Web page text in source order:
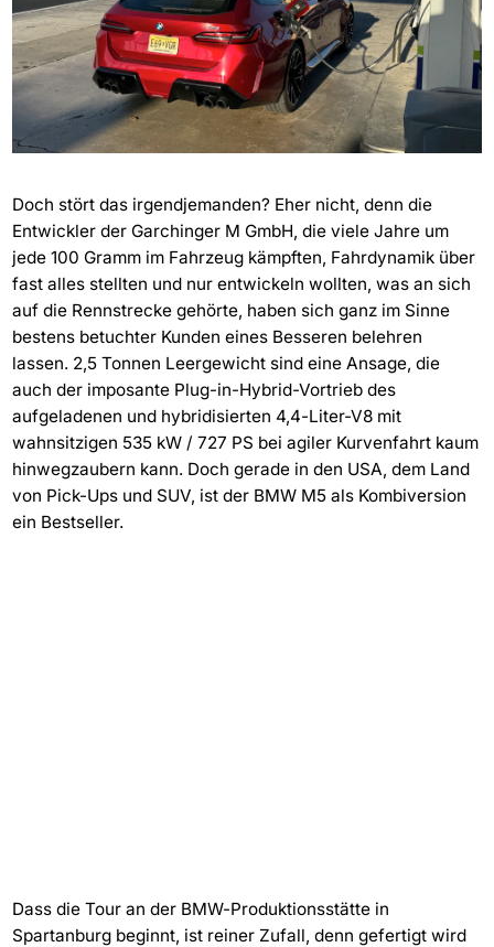
Doch stört das irgendjemanden? Eher nicht, denn die
Entwickler der Garchinger M GmbH, die viele Jahre um
jede 100 Gramm im Fahrzeug kämpften, Fahrdynamik über
fast alles stellten und nur entwickeln wollten, was an sich
auf die Rennstrecke gehörte, haben sich ganz im Sinne
bestens betuchter Kunden eines Besseren belehren
lassen. 2,5 Tonnen Leergewicht sind eine Ansage, die
auch der imposante Plug-in-Hybrid-Vortrieb des
aufgeladenen und hybridisierten 4,4-Liter-V8 mit
wahnsitzigen 535 kW / 727 PS bei agiler Kurvenfahrt kaum
hinwegzaubern kann. Doch gerade in den USA, dem Land
von Pick-Ups und SUV, ist der BMW M5 als Kombiversion
ein Bestseller.
Dass die Tour an der BMW-Produktionsstätte in
Spartanburg beginnt, ist reiner Zufall, denn gefertigt wird